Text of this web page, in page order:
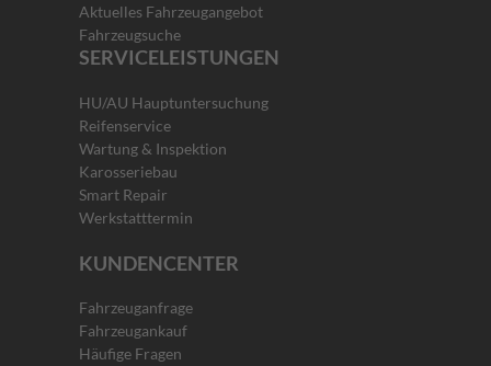
Aktuelles Fahrzeugangebot
Fahrzeugsuche
SERVICELEISTUNGEN
HU/AU Hauptuntersuchung
Reifenservice
Wartung & Inspektion
Karosseriebau
Smart Repair
Werkstatttermin
KUNDENCENTER
Fahrzeuganfrage
Fahrzeugankauf
Häufige Fragen